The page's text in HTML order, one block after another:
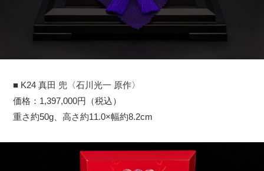
■ K24 真田 兜〈石川光一 原作〉
価格：1,397,000円（税込）
重さ約50g、高さ約11.0×幅約8.2cm